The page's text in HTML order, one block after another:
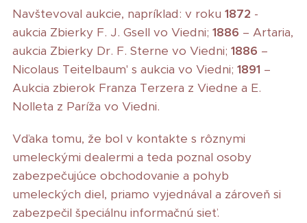
Navštevoval aukcie, napríklad: v roku 1872 -
aukcia Zbierky F. J. Gsell vo Viedni; 1886 – Artaria,
aukcia Zbierky Dr. F. Sterne vo Viedni; 1886 –
Nicolaus Teitelbaum' s aukcia vo Viedni; 1891 –
Aukcia zbierok Franza Terzera z Viedne a E.
Nolleta z Paríža vo Viedni.
Vďaka tomu, že bol v kontakte s rôznymi
umeleckými dealermi a teda poznal osoby
zabezpečujúce obchodovanie a pohyb
umeleckých diel, priamo vyjednával a zároveň si
zabezpečil špeciálnu informačnú sieť.